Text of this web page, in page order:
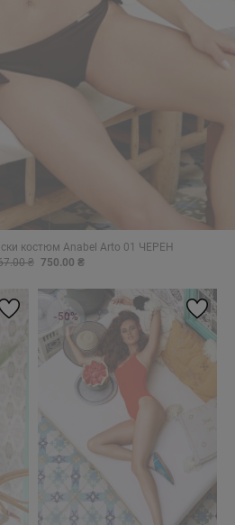
костюм Anabel Arto 01 ЧЕРЕН
₴ 750.00 ₴
-50%